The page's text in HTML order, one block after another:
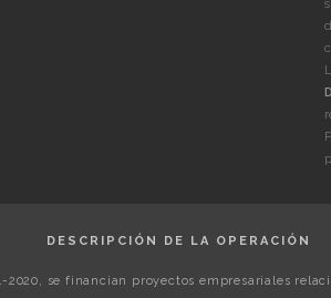
DESCRIPCIÓN DE LA OPERACIÓN
2020, se financian proyectos empresariales